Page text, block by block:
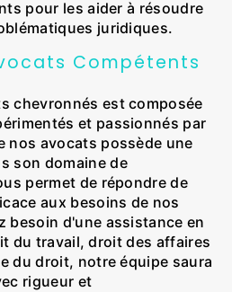
pour les aider à résoudre
juridiques.
Compétents
chevronnés est composée
et passionnés par
nos avocats possède une
son domaine de
permet de répondre de
aux besoins de nos
besoin d'une assistance en
du travail, droit des affaires
du droit, notre équipe saura
rigueur et